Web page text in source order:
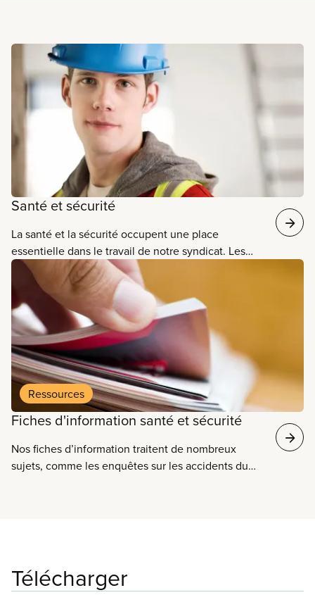
En savoir plus
Santé et sécurité
La santé et la sécurité occupent une place
essentielle dans le travail de notre syndicat. Les
membres du SCFP font face à de multiples dangers
dans leurs milieux de travail. Nous fournissons des
outils, des ressources et donnons des formations
pour aider nos membres à rester en bonne santé et
en sécurité, en plus d’encourager l’activisme. Nous
produisons aussi des recherches sur des problèmes
émergents en matière de santé et de sécurité.
Ressources
Fiches d'information santé et sécurité
Nos fiches d’information traitent de nombreux
sujets, comme les enquêtes sur les accidents du
Télécharger